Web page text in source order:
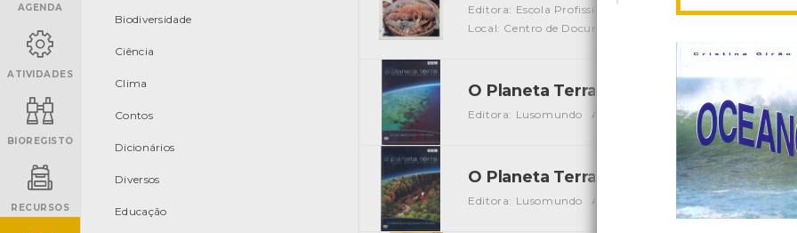
AGENDA
ATIVIDADES
BIOREGISTO
RECURSOS
Biodiversidade
Ciência
Clima
Contos
Dicionários
Diversos
Educação
Editora: Escola Profissional de Pesca de Lisboa
Autor:
Local: Centro de Documentação do Mar
O Planeta Terra - vol. 4 - Selvas, Mares
Editora: Lusomundo
Autor: BBC Local: Centro de
O Planeta Terra - vol. 5 - Florestas
Editora: Lusomundo
Autor: BBC Local: Centro de